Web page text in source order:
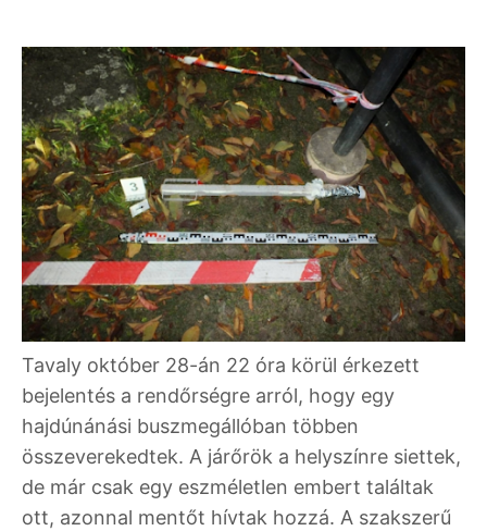
Tavaly október 28-án 22 óra körül érkezett
bejelentés a rendőrségre arról, hogy egy
hajdúnánási buszmegállóban többen
összeverekedtek. A járőrök a helyszínre siettek,
de már csak egy eszméletlen embert találtak
ott, azonnal mentőt hívtak hozzá. A szakszerű